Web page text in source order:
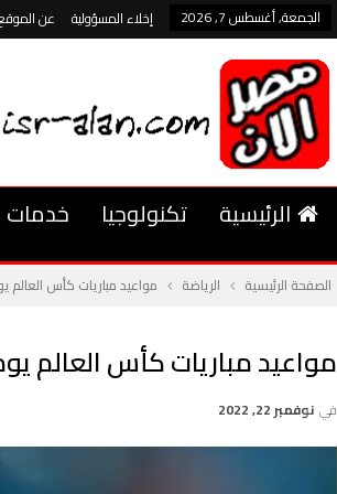
الجمعة, أغسطس 7, 2026 إخلاء المسؤولية عن
الرئيسية تكنولوجيا خدمات
الصفحة الرئيسية الرياضة مواعيد مباريات كأس العالم يوم
مواعيد مباريات كأس العالم يوم
في نوفمبر 22, 2022